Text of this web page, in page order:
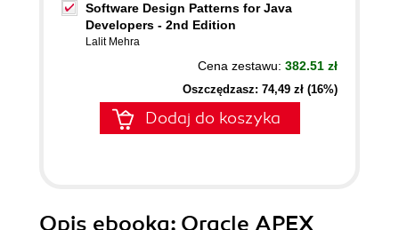
Software Design Patterns for Java
Developers - 2nd Edition
Lalit Mehra
Cena zestawu: 382.51 zł
Oszczędzasz: 74,49 zł (16%)
Dodaj do koszyka
Opis ebooka: Oracle APEX